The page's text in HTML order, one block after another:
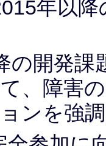
年以
の開発
、障害
ンを強